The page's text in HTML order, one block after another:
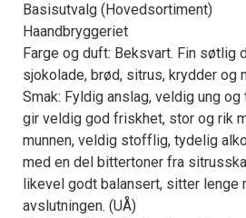
Basisutvalg (Hovedsortiment)
Haandbryggeriet
Farge og duft: Beksvart. Fin søtlig
sjokolade, brød, sitrus, krydder og
Smak: Fyldig anslag, veldig ung
gir veldig god friskhet, stor og rik
munnen, veldig stofflig, tydelig
med en del bittertoner fra
likevel godt balansert, sitter lenge
avslutningen. (UÅ)